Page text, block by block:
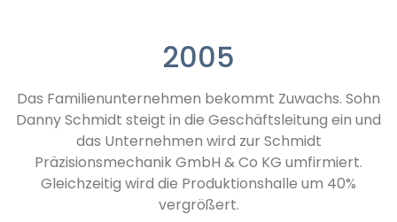
2005
Das Familienunternehmen bekommt Zuwachs. Sohn
Danny Schmidt steigt in die Geschäftsleitung ein und
das Unternehmen wird zur Schmidt
Präzisionsmechanik GmbH & Co KG umfirmiert.
Gleichzeitig wird die Produktionshalle um 40%
vergrößert.